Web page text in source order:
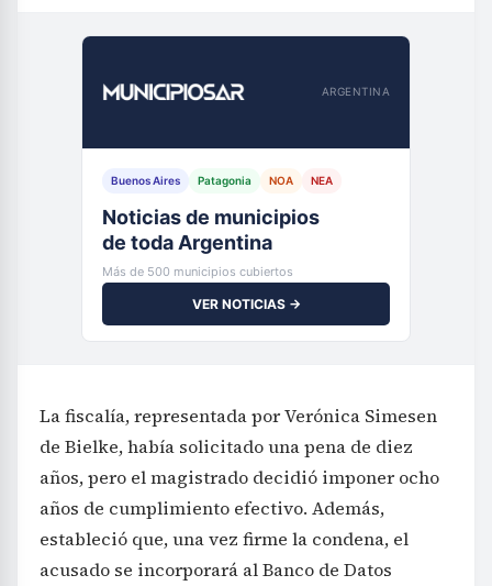
ARGENTINA
Buenos Aires Patagonia NOA NEA
Noticias de municipios
de toda Argentina
Más de 500 municipios cubiertos
VER NOTICIAS →
La fiscalía, representada por Verónica Simesen
de Bielke, había solicitado una pena de diez
años, pero el magistrado decidió imponer ocho
años de cumplimiento efectivo. Además,
estableció que, una vez firme la condena, el
acusado se incorporará al Banco de Datos